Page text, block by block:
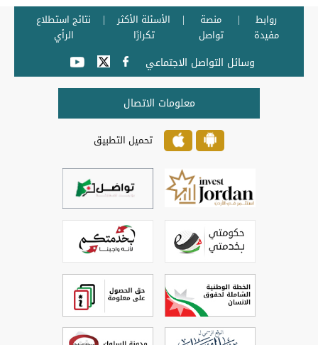
روابط
مفيدة
منصة
تواصل
الأسئلة الأكثر
تكرارًا
نتائج استطلاع
الرأي
وسائل التواصل الاجتماعي
معلومات الاتصال
تحميل التطبيق